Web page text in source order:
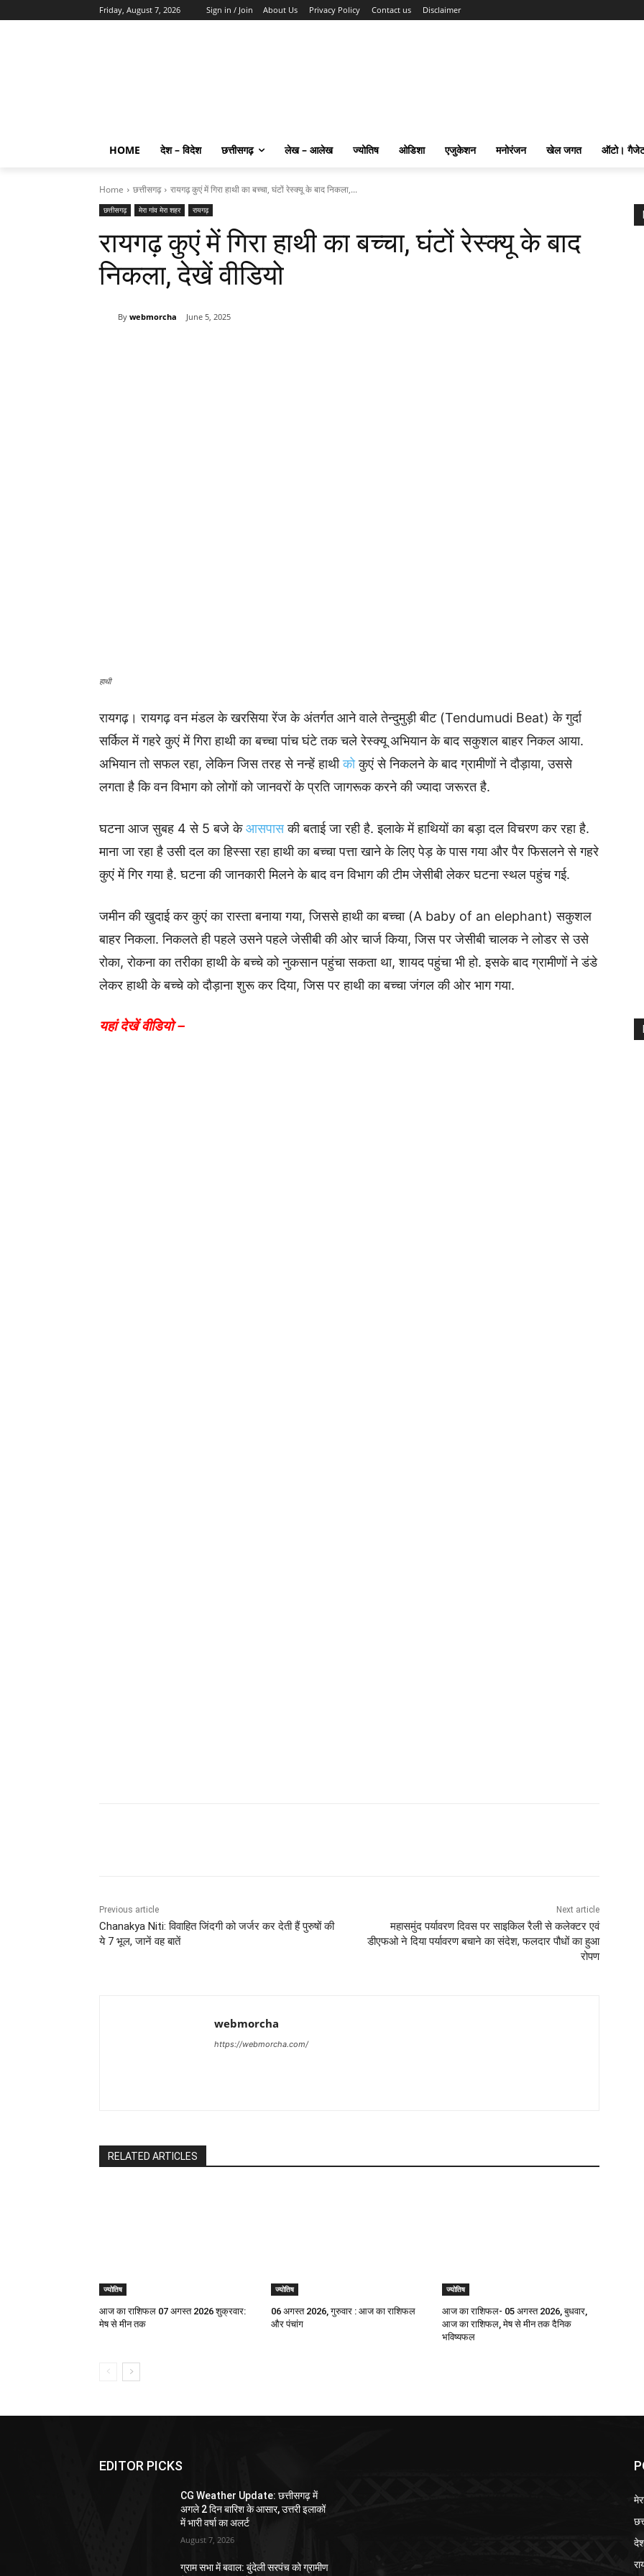
Friday, August 7, 2026 Sign in / Join About Us Privacy Policy Contact us Disclaimer
HOME देश – विदेश छत्तीसगढ़ लेख – आलेख ज्योतिष ओडिशा एजुकेशन मनोरंजन खेल जगत ऑटो।
Home छत्तीसगढ़ रायगढ़ कुएं में गिरा हाथी का बच्चा, घंटों रेस्क्यू के बाद निकला,...
छत्तीसगढ़ मेरा गांव मेरा शहर रायगढ़
रायगढ़ कुएं में गिरा हाथी का बच्चा, घंटों रेस्क्यू के बाद
निकला, देखें वीडियो
By webmorcha June 5, 2025
हाथी
रायगढ़। रायगढ़ वन मंडल के खरसिया रेंज के अंतर्गत आने वाले तेन्दुमुड़ी बीट (Tendumudi Beat) के गुर्दा
सर्किल में गहरे कुएं में गिरा हाथी का बच्चा पांच घंटे तक चले रेस्क्यू अभियान के बाद सकुशल बाहर निकल आया.
अभियान तो सफल रहा, लेकिन जिस तरह से नन्हें हाथीकोकुएं से निकलने के बाद ग्रामीणों ने दौड़ाया, उससे
लगता है कि वन विभाग को लोगों को जानवरों के प्रति जागरूक करने की ज्यादा जरूरत है.
घटना आज सुबह 4 से 5 बजे केआसपासकी बताई जा रही है. इलाके में हाथियों का बड़ा दल विचरण कर रहा है.
माना जा रहा है उसी दल का हिस्सा रहा हाथी का बच्चा पत्ता खाने के लिए पेड़ के पास गया और पैर फिसलने से गहरे
कुएं में गिर गया है. घटना की जानकारी मिलने के बाद वन विभाग की टीम जेसीबी लेकर घटना स्थल पहुंच गई.
जमीन की खुदाई कर कुएं का रास्ता बनाया गया, जिससे हाथी का बच्चा (A baby of an elephant) सकुशल
बाहर निकला. निकलते ही पहले उसने पहले जेसीबी की ओर चार्ज किया, जिस पर जेसीबी चालक ने लोडर से उसे
रोका, रोकना का तरीका हाथी के बच्चे को नुकसान पहुंचा सकता था, शायद पहुंचा भी हो. इसके बाद ग्रामीणों ने डंडे
लेकर हाथी के बच्चे को दौड़ाना शुरू कर दिया, जिस पर हाथी का बच्चा जंगल की ओर भाग गया.
यहां देखें वीडियो –
Previous article
Chanakya Niti: विवाहित जिंदगी को जर्जर कर देती हैं पुरुषों की
ये 7 भूल, जानें वह बातें
Next article
महासमुंद पर्यावरण दिवस पर साइकिल रैली से कलेक्टर एवं
डीएफओ ने दिया पर्यावरण बचाने का संदेश, फलदार पौधों का हुआ
रोपण
webmorcha
https://webmorcha.com/
RELATED ARTICLES
ज्योतिष
आज का राशिफल 07 अगस्त 2026 शुक्रवार:
मेष से मीन तक
ज्योतिष
06 अगस्त 2026, गुरुवार : आज का राशिफल
और पंचांग
ज्योतिष
आज का राशिफल- 05 अगस्त 2026, बुधवार,
आज का राशिफल, मेष से मीन तक दैनिक
भविष्यफल
EDITOR PICKS
CG Weather Update: छत्तीसगढ़ में
अगले 2 दिन बारिश के आसार, उत्तरी इलाकों
में भारी वर्षा का अलर्ट
August 7, 2026
ग्राम सभा में बवाल: बुंदेली सरपंच को ग्रामीण